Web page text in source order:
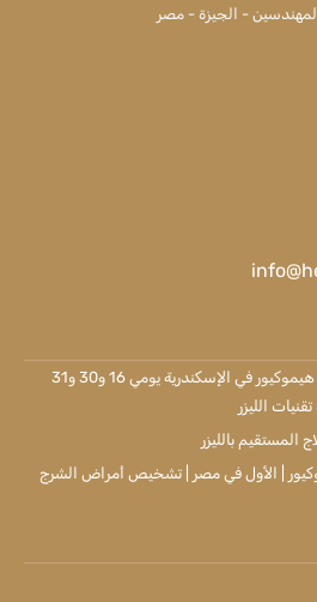
د. محمد مجدي النجار وفريق هيموكيور في الإسكندرية يومي 16 و30 و31
الليزر
المستقيم بالليزر